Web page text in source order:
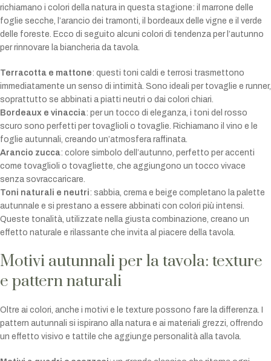
richiamano i colori della natura in questa stagione: il marrone delle
foglie secche, l’arancio dei tramonti, il bordeaux delle vigne e il verde
delle foreste. Ecco di seguito alcuni colori di tendenza per l’autunno
per rinnovare la biancheria da tavola.
Terracotta e mattone: questi toni caldi e terrosi trasmettono
immediatamente un senso di intimità. Sono ideali per tovaglie e runner,
soprattutto se abbinati a piatti neutri o dai colori chiari.
Bordeaux e vinaccia: per un tocco di eleganza, i toni del rosso
scuro sono perfetti per tovaglioli o tovaglie. Richiamano il vino e le
foglie autunnali, creando un’atmosfera raffinata.
Arancio zucca: colore simbolo dell’autunno, perfetto per accenti
come tovaglioli o tovagliette, che aggiungono un tocco vivace
senza sovraccaricare.
Toni naturali e neutri: sabbia, crema e beige completano la palette
autunnale e si prestano a essere abbinati con colori più intensi.
Queste tonalità, utilizzate nella giusta combinazione, creano un
effetto naturale e rilassante che invita al piacere della tavola.
Motivi autunnali per la tavola: texture
e pattern naturali
Oltre ai colori, anche i motivi e le texture possono fare la differenza. I
pattern autunnali si ispirano alla natura e ai materiali grezzi, offrendo
un effetto visivo e tattile che aggiunge personalità alla tavola.